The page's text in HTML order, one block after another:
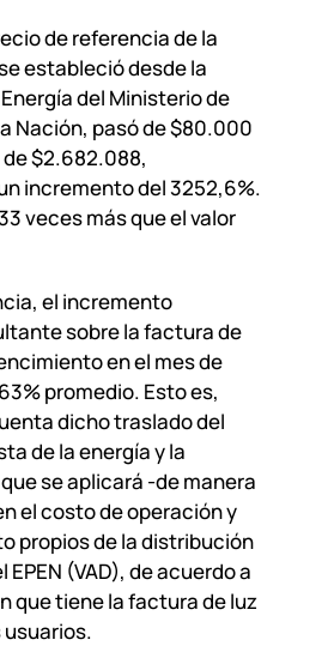
de referencia de la
estableció desde la
del Ministerio de
Nación, pasó de $80.000
$2.682.088,
incremento del 3252,6%.
veces más que el valor
el incremento
sobre la factura de
en el mes de
promedio. Esto es,
dicho traslado del
de la energía y la
se aplicará -de manera
el costo de operación y
propios de la distribución
(VAD), de acuerdo a
que tiene la factura de luz
usuarios.